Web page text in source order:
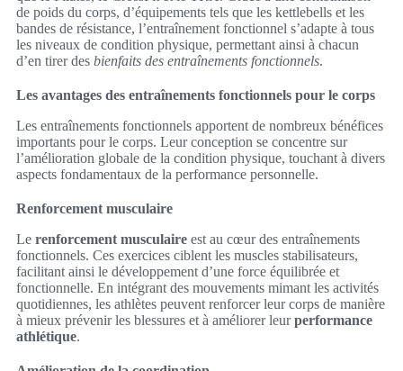
de poids du corps, d’équipements tels que les kettlebells et les
bandes de résistance, l’entraînement fonctionnel s’adapte à tous
les niveaux de condition physique, permettant ainsi à chacun
d’en tirer des bienfaits des entraînements fonctionnels.
Les avantages des entraînements fonctionnels pour le corps
Les entraînements fonctionnels apportent de nombreux bénéfices
importants pour le corps. Leur conception se concentre sur
l’amélioration globale de la condition physique, touchant à divers
aspects fondamentaux de la performance personnelle.
Renforcement musculaire
Le renforcement musculaire est au cœur des entraînements
fonctionnels. Ces exercices ciblent les muscles stabilisateurs,
facilitant ainsi le développement d’une force équilibrée et
fonctionnelle. En intégrant des mouvements mimant les activités
quotidiennes, les athlètes peuvent renforcer leur corps de manière
à mieux prévenir les blessures et à améliorer leurperformance
athlétique.